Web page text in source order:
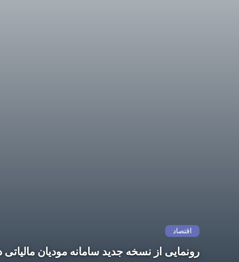
اقتصاد
رونمایی از نسخه جدید سامانه مودیان مالیاتی